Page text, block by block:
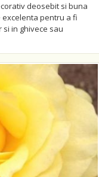
deosebit si buna
excelenta pentru a fi
in ghivece sau